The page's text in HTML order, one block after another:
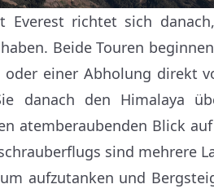
Everest richtet sich
Beide Touren
einer Abholung direkt
danach den Himalaya
atemberaubenden Blick
sind mehrere
aufzutanken und